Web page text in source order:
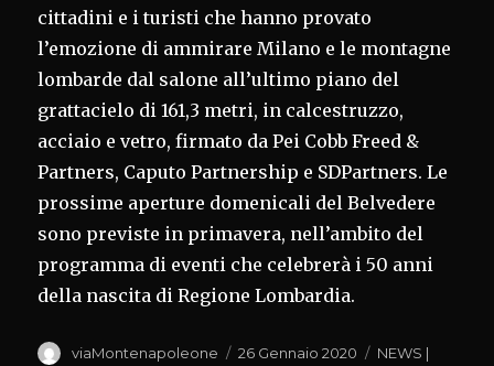
cittadini e i turisti che hanno provato
l’emozione di ammirare Milano e le montagne
lombarde dal salone all’ultimo piano del
grattacielo di 161,3 metri, in calcestruzzo,
acciaio e vetro, firmato da Pei Cobb Freed &
Partners, Caputo Partnership e SDPartners. Le
prossime aperture domenicali del Belvedere
sono previste in primavera, nell’ambito del
programma di eventi che celebrerà i 50 anni
della nascita di Regione Lombardia.
Autore
viaMontenapoleone
Pubblicato
26 Gennaio 2020 Categorie
NEWS |